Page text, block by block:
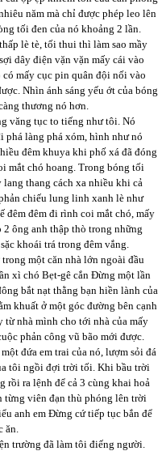
năm mà chỉ được phép leo lên
tối đen của nó khoảng 2 lần.
lè tè, tối thui thì làm sao mầy
dây điện vặn vặn mấy cái vào
mấy cục pin quân đội nối vào
Nhìn ánh sáng yếu ớt của bóng
thương nó hơn.
văng tục to tiếng như tôi. Nó
làng phá xóm, hình như nó
đêm khuya khi phố xá đã đóng
mắt chó hoang. Trong bóng tối
thang cách xa nhiều khi cả
chiếu lung linh xanh lè như
đêm đêm đi rình coi mắt chó, mấy
ông anh thập thò trong những
khoái trá trong đêm vắng.
một căn nhà lớn ngoài đầu
xì chó Bẹt-gê cắn Đừng một lần
bắt nạt thằng bạn hiền lành của
khuất ở một góc đường bên cạnh
nhà mình cho tới nhà của mấy
phản công vũ bão mới được.
đứa em trai của nó, lượm sỏi đá
tôi ngồi đợi trời tối. Khi bầu trời
rồi ra lệnh để cả 3 cùng khai hoả
từng viên đạn thù phóng lên trời
anh em Đừng cứ tiếp tục bắn để
ăn.
trường đã làm tôi điếng người.